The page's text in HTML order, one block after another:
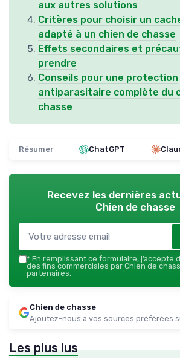
aux autres solutions
Critères pour choisir un
adapté à un chien de chasse
Effets secondaires et
prendre
Conseils pour une protection
antiparasitaire complète du
chasse
Résumer ChatGPT
Recevez les dernières
Chien de chasse
* En remplissant ce formulaire, j’accepte
des fins commerciales par Chien de
partenaires.
Chien de chasse
Ajoutez-nous à vos sources préférées
Les plus lus